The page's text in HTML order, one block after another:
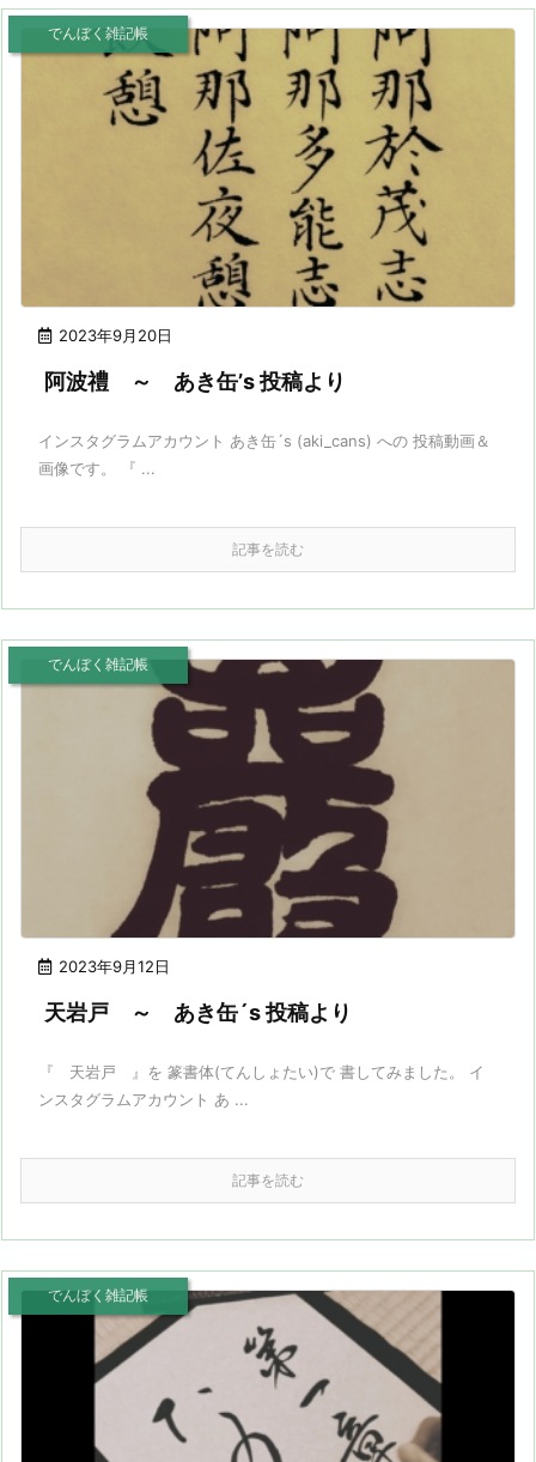
2023年9月20日
でんぼく雑記帳
阿波禮 ～ あき缶’s 投稿より
インスタグラムアカウント あき缶´s (aki_cans) への 投稿動画＆
画像です。 『 ...
記事を読む
2023年9月12日
でんぼく雑記帳
天岩戸 ～ あき缶´s 投稿より
『 天岩戸 』を 篆書体(てんしょたい)で 書してみました。 イ
ンスタグラムアカウント あ ...
記事を読む
でんぼく雑記帳